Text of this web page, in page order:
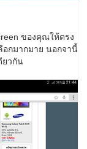
ของคุณให้ตรง
อกมากมาย นอกจานี้
ยวกัน